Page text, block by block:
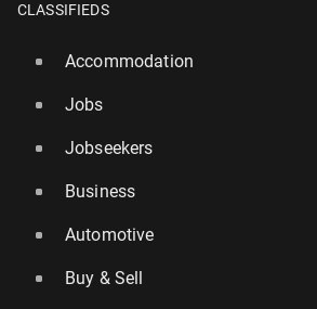
CLASSIFIEDS
Accommodation
Jobs
Jobseekers
Business
Automotive
Buy & Sell